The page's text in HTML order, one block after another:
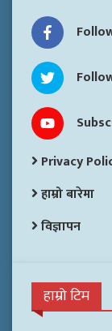
Privacy
हाम्रो बारेमा
विज्ञापन
हाम्रो टिम